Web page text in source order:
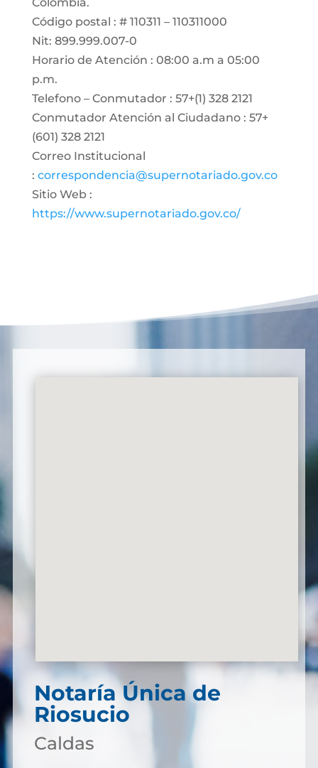
Código postal : # 110311 – 110311000
Nit: 899.999.007-0
Horario de Atención : 08:00 a.m a 05:00
p.m.
Telefono – Conmutador : 57+(1) 328 2121
Conmutador Atención al Ciudadano : 57+
(601) 328 2121
Correo Institucional
: correspondencia@supernotariado.gov.co
Sitio Web :
https://www.supernotariado.gov.co/
Notaría Única de
Riosucio
Caldas